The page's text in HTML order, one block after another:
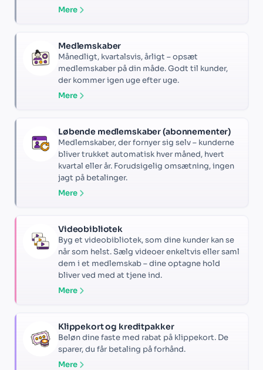
Mere
Medlemskaber
Månedligt, kvartalsvis, årligt – opsæt
medlemskaber på din måde. Godt til kunder,
der kommer igen uge efter uge.
Mere
Løbende medlemskaber (abonnementer)
Medlemskaber, der fornyer sig selv – kunderne
bliver trukket automatisk hver måned, hvert
kvartal eller år. Forudsigelig omsætning, ingen
jagt på betalinger.
Mere
Videobibliotek
Byg et videobibliotek, som dine kunder kan se
når som helst. Sælg videoer enkeltvis eller saml
dem i et medlemskab – dine optagne hold
bliver ved med at tjene ind.
Mere
Klippekort og kreditpakker
Beløn dine faste med rabat på klippekort. De
sparer, du får betaling på forhånd.
Mere